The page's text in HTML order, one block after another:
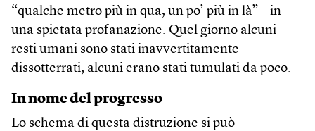
“qualche metro più in qua, un po’ più in là” – in
una spietata profanazione. Quel giorno alcuni
resti umani sono stati inavvertitamente
dissotterrati, alcuni erano stati tumulati da poco.
In nome del progresso
Lo schema di questa distruzione si può